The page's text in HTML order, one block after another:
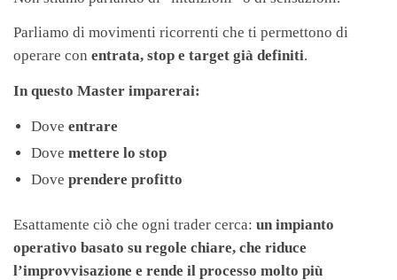
Parliamo di movimenti ricorrenti che ti permettono di
operare con entrata, stop e target già definiti.
In questo Master imparerai:
Dove entrare
Dove mettere lo stop
Dove prendere profitto
Esattamente ciò che ogni trader cerca: un impianto
operativo basato su regole chiare, che riduce
l’improvvisazione e rende il processo molto più